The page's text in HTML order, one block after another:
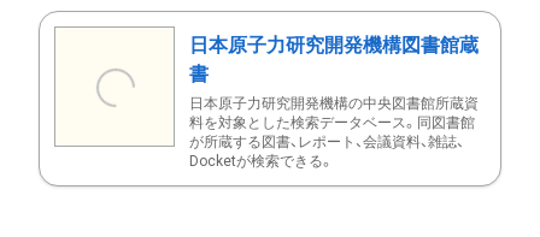
日本原子力研究開発機構図書館蔵
書
日本原子力研究開発機構の中央図書館所蔵資
料を対象とした検索データベース。同図書館
が所蔵する図書、レポート、会議資料、雑誌、
Docketが検索できる。